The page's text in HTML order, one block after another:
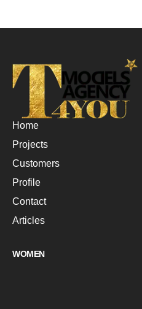
Home
Projects
Customers
Profile
Contact
Articles
WOMEN